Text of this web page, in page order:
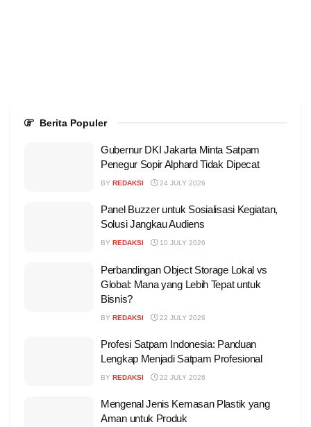
Berita Populer
Gubernur DKI Jakarta Minta Satpam
Penegur Sopir Alphard Tidak Dipecat
BY REDAKSI 24 JULY 2026
Panel Buzzer untuk Sosialisasi Kegiatan,
Solusi Jangkau Audiens
BY REDAKSI 10 JULY 2026
Perbandingan Object Storage Lokal vs
Global: Mana yang Lebih Tepat untuk
Bisnis?
BY REDAKSI 22 JULY 2026
Profesi Satpam Indonesia: Panduan
Lengkap Menjadi Satpam Profesional
BY REDAKSI 22 JULY 2026
Mengenal Jenis Kemasan Plastik yang
Aman untuk Produk